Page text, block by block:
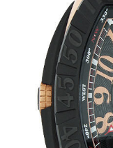
全てのブランドを見
る